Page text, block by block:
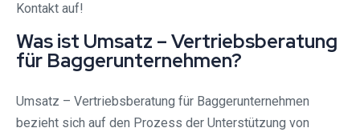
Kontakt auf!
Was ist Umsatz – Vertriebsberatung
für Baggerunternehmen?
Umsatz – Vertriebsberatung für Baggerunternehmen
bezieht sich auf den Prozess der Unterstützung von